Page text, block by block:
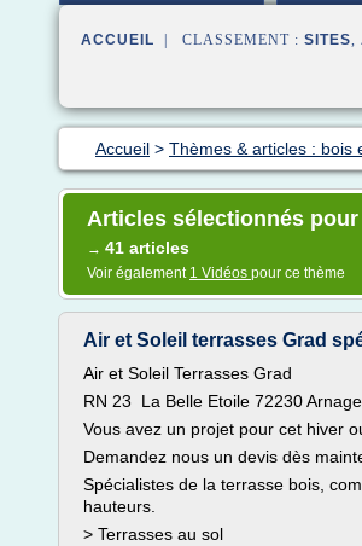
ACCUEIL | CLASSEMENT : SITES,
Accueil > Thèmes & articles : bois
Articles sélectionnés
→ 41 articles
Voir également 1 Vidéos pour ce thème
Air et Soleil terrasses Grad
Air et Soleil Terrasses Grad
RN 23 La Belle Etoile 72230 Arnage
Vous avez un projet pour cet hiver
Demandez nous un devis dès
Spécialistes de la terrasse bois,
hauteurs.
> Terrasses au sol